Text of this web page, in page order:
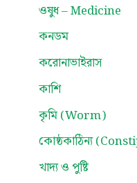
ওষুধ – Medicine
কনডম
করোনাভাইরাস
কাশি
কৃমি (Worm)
কোষ্ঠকাঠিন্য
খাদ্য ও পুষ্টি